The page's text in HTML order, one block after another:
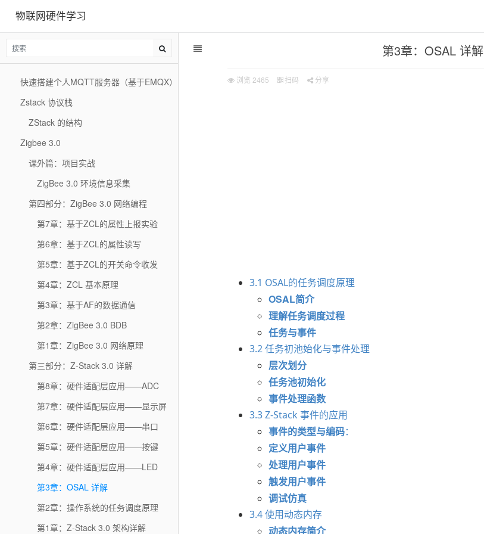
物联网硬件学习
第3章：OSAL 详解
浏览 2465 扫码 分享
3.1 OSAL的任务调度原理
OSAL简介
理解任务调度过程
任务与事件
3.2 任务初池始化与事件处理
层次划分
任务池初始化
事件处理函数
3.3 Z-Stack 事件的应用
事件的类型与编码：
定义用户事件
处理用户事件
触发用户事件
调试仿真
3.4 使用动态内存
动态内存简介
快速搭建个人MQTT服务器（基于EMQX）
Zstack 协议栈
ZStack 的结构
Zigbee 3.0
课外篇：项目实战
ZigBee 3.0 环境信息采集
第四部分：ZigBee 3.0 网络编程
第7章：基于ZCL的属性上报实验
第6章：基于ZCL的属性读写
第5章：基于ZCL的开关命令收发
第4章：ZCL 基本原理
第3章：基于AF的数据通信
第2章：ZigBee 3.0 BDB
第1章：ZigBee 3.0 网络原理
第三部分：Z-Stack 3.0 详解
第8章：硬件适配层应用——ADC
第7章：硬件适配层应用——显示屏
第6章：硬件适配层应用——串口
第5章：硬件适配层应用——按键
第4章：硬件适配层应用——LED
第3章：OSAL 详解
第2章：操作系统的任务调度原理
第1章：Z-Stack 3.0 架构详解